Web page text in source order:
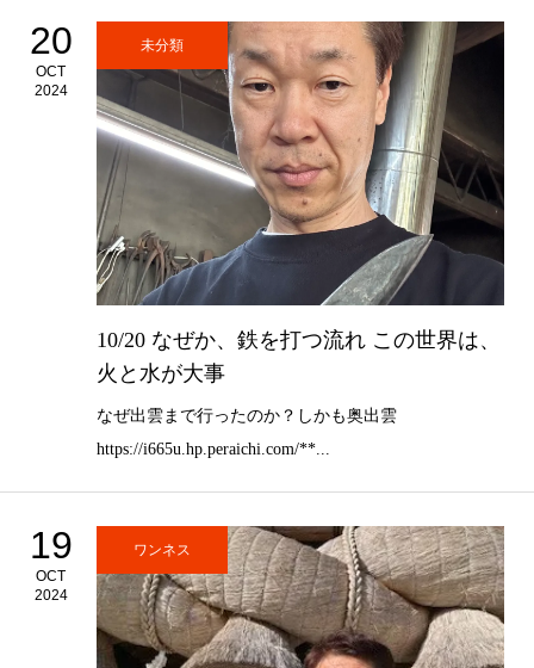
20
OCT
2024
未分類
10/20 なぜか、鉄を打つ流れ この世界は、
火と水が大事
なぜ出雲まで行ったのか？しかも奥出雲
https://i665u.hp.peraichi.com/**...
19
OCT
2024
ワンネス